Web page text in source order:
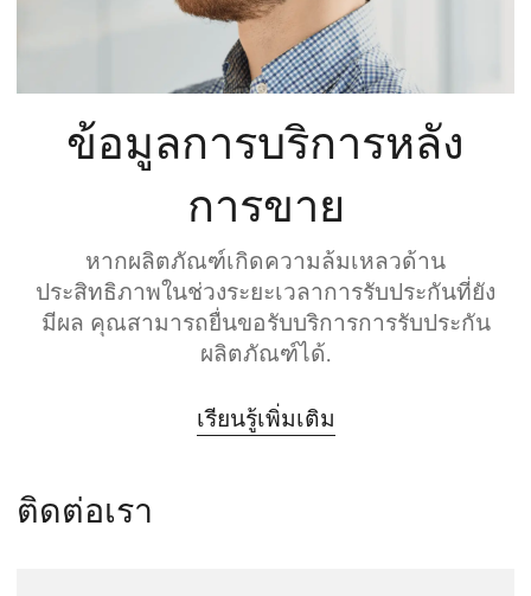
ข้อมูลการบริการหลัง
การขาย
หากผลิตภัณฑ์เกิดความล้มเหลวด้าน
ประสิทธิภาพในช่วงระยะเวลาการรับประกันที่ยัง
มีผล คุณสามารถยื่นขอรับบริการการรับประกัน
ผลิตภัณฑ์ได้.
เรียนรู้เพิ่มเติม
ติดต่อเรา